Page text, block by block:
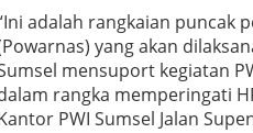
n
g
a
n
adalah rangkaian puncak
yang akan
mensuport kegiatan
rangka memperingati
PWI Sumsel Jalan